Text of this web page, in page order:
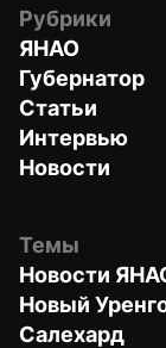
Рубрики
ЯНАО
Губернатор
Статьи
Интервью
Новости
Темы
Новости
Новый
Салехард